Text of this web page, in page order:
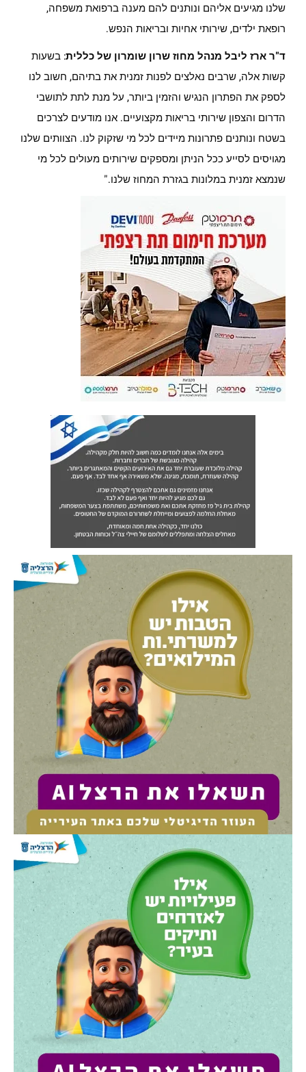
שלנו מגיעים אליהם ונותנים להם מענה ברפואת משפחה,
רופאת ילדים, שירותי אחיות ובריאות הנפש.
ד"ר ארז ליבל מנהל מחוז שרון שומרון של כללית: בשעות
קשות אלה, שרבים נאלצים לפנות זמנית את בתיהם, חשוב לנו
לספק את הפתרון הנגיש והזמין ביותר, על מנת לתת לתושבי
הדרום והצפון שירותי בריאות מקצועיים. אנו מודעים לצרכים
בשטח ונותנים פתרונות מיידים לכל מי שזקוק לנו. הצוותים שלנו
מגויסים לסייע ככל הניתן ומספקים שירותים מעולים לכל מי
שנמצא זמנית במלונות בגזרת המחוז שלנו."